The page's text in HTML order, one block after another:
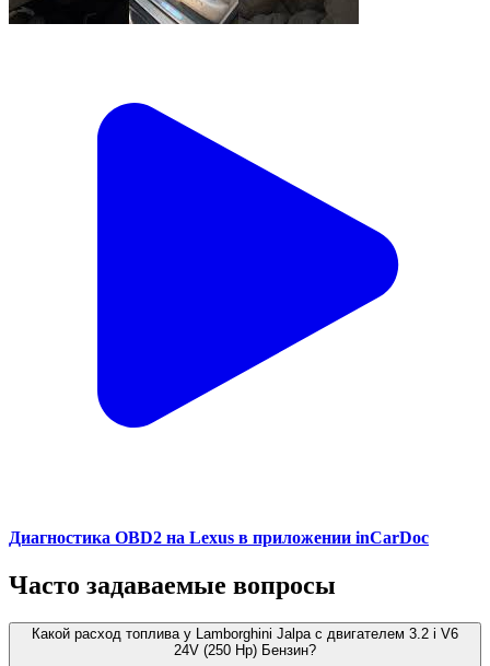
Диагностика OBD2 на Lexus в приложении inCarDoc
Часто задаваемые вопросы
Какой расход топлива у Lamborghini Jalpa с двигателем 3.2 i V6
24V (250 Hp) Бензин?